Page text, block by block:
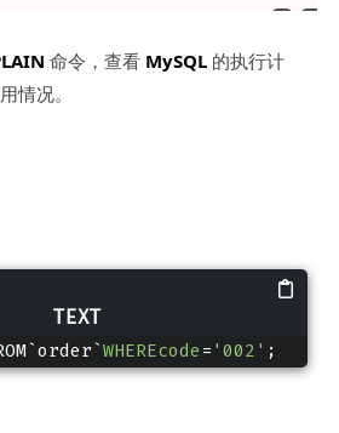
命令，查看 MySQL的执行计
情况。
WHEREcode = '002' ;